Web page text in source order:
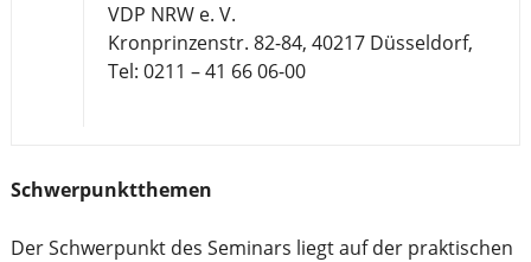
VDP NRW e. V.
Kronprinzenstr. 82-84, 40217 Düsseldorf,
Tel: 0211 – 41 66 06-00
Schwerpunktthemen
Der Schwerpunkt des Seminars liegt auf der praktischen